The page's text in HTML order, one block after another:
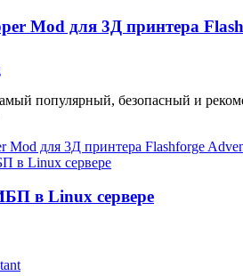
Mod для 3Д принтера
популярный, безопасный и
в Linux сервере